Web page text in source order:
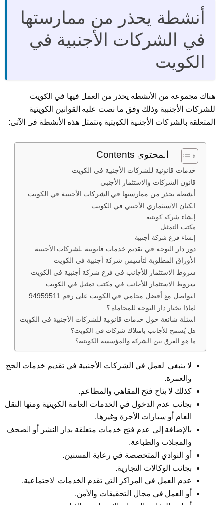
أنشطة يحذر من ممارستها
في الشركات الأجنبية في
الكويت
هناك مجموعة من الأنشطة يحذر من العمل فيها في الكويت
للشركات الأجنبية وذلك وفق ما نصت عليه القوانين الكويتية
المتعلقة بالشركات الأجنبية الكويتية وتتمثل هذه الأنشطة في الآتي:
المحتوى Contents
خدمات قانونية للشركات الأجنبية في الكويت
قانون الشركات والاستثمار الأجنبي
أنشطة يحذر من ممارستها في الشركات الأجنبية في الكويت
الكيان الاستثماري الأجنبي في الكويت
إنشاء شركة كويتية
مكتب التمثيل
إنشاء فرع شركة أجنبية
دور دار التوجه في تقديم خدمات قانونية للشركات الأجنبية
الأوراق المطلوبة لتأسيس شركة أجنبية في الكويت
شروط الاستثمار للأجانب في فرع شركة أجنبية في الكويت
شروط الاستثمار للأجانب في مكتب تمثيل في الكويت
التواصل مع أفضل محامي في الكويت على رقم 94959511
لماذا تختار دار التوجه للمحاماة ؟
اسئلة شائعة حول خدمات قانونية للشركات الأجنبية في الكويت
هل يُسمح للأجانب بامتلاك شركات في الكويت؟
ما هو الفرق بين الشركة والمؤسسة الكويتية؟
لا ينبغي العمل في الشركات الأجنبية في تقديم خدمات الحج
والعمرة.
كذلك لا يتاح فتح المقاهي والمطاعم.
بجانب عدم الدخول في الخدمات العامة الكويتية ومنها النقل
العام أو سيارات الأجرة وغيرها.
بالإضافة إلى عدم فتح خدمات متعلقة بدار النشر أو الصحف
والمجلات والطباعة.
أو النوادي المتخصصة في رعاية المسنين.
بجانب الوكالات التجارية.
عدم العمل في المراكز التي تقدم الخدمات الاجتماعية.
أو العمل في مجال التحقيقات والأمن.